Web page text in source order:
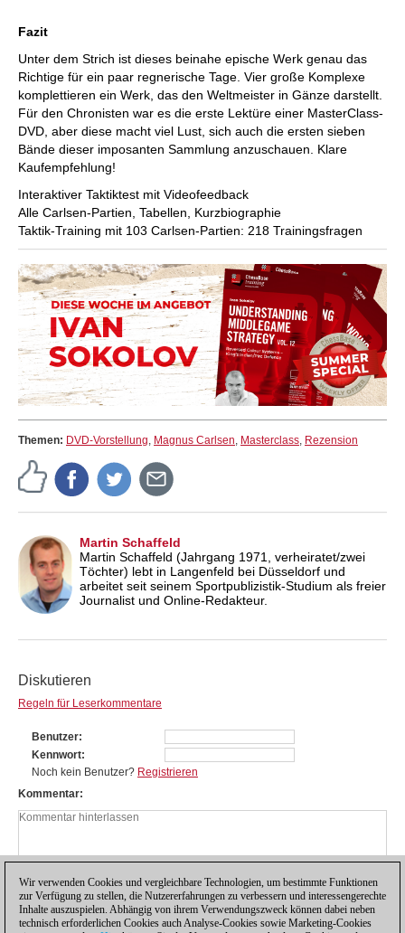
Fazit
Unter dem Strich ist dieses beinahe epische Werk genau das
Richtige für ein paar regnerische Tage. Vier große Komplexe
komplettieren ein Werk, das den Weltmeister in Gänze darstellt.
Für den Chronisten war es die erste Lektüre einer MasterClass-
DVD, aber diese macht viel Lust, sich auch die ersten sieben
Bände dieser imposanten Sammlung anzuschauen. Klare
Kaufempfehlung!
Interaktiver Taktiktest mit Videofeedback
Alle Carlsen-Partien, Tabellen, Kurzbiographie
Taktik-Training mit 103 Carlsen-Partien: 218 Trainingsfragen
Themen: DVD-Vorstellung, Magnus Carlsen, Masterclass, Rezension
Martin Schaffeld
Martin Schaffeld (Jahrgang 1971, verheiratet/zwei
Töchter) lebt in Langenfeld bei Düsseldorf und
arbeitet seit seinem Sportpublizistik-Studium als freier
Journalist und Online-Redakteur.
Diskutieren
Regeln für Leserkommentare
Benutzer
Kennwort
Noch kein Benutzer? Registrieren
Kommentar
Wir verwenden Cookies und vergleichbare Technologien, um bestimmte Funktionen
zur Verfügung zu stellen, die Nutzererfahrungen zu verbessern und interessengerechte
Inhalte auszuspielen. Abhängig von ihrem Verwendungszweck können dabei neben
technisch erforderlichen Cookies auch Analyse-Cookies sowie Marketing-Cookies